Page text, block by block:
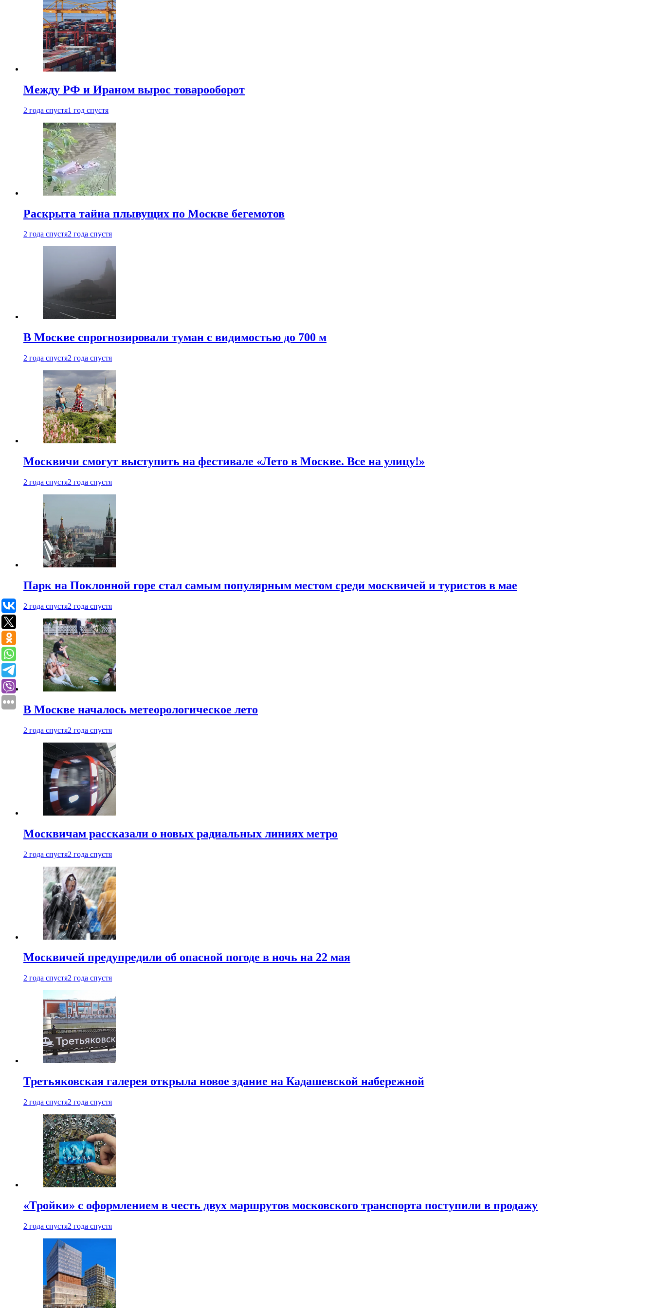
Между РФ и Ираном вырос товарооборот
2 года спустя1 год спустя
Раскрыта тайна плывущих по Москве бегемотов
2 года спустя2 года спустя
В Москве спрогнозировали туман с видимостью до 700 м
2 года спустя2 года спустя
Москвичи смогут выступить на фестивале «Лето в Москве. Все на улицу!»
2 года спустя2 года спустя
Парк на Поклонной горе стал самым популярным местом среди москвичей и туристов в мае
2 года спустя2 года спустя
В Москве началось метеорологическое лето
2 года спустя2 года спустя
Москвичам рассказали о новых радиальных линиях метро
2 года спустя2 года спустя
Москвичей предупредили об опасной погоде в ночь на 22 мая
2 года спустя2 года спустя
Третьяковская галерея открыла новое здание на Кадашевской набережной
2 года спустя2 года спустя
«Тройки» с оформлением в честь двух маршрутов московского транспорта поступили в продажу
2 года спустя2 года спустя